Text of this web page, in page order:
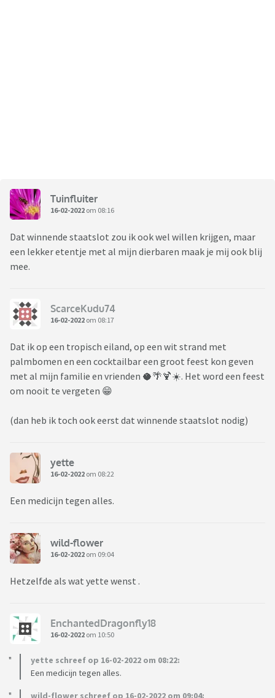
Tuinfluiter
16-02-2022 om 08:16
Dat winnende staatslot zou ik ook wel willen krijgen, maar
een lekker etentje met al mijn dierbaren maak je mij ook blij
mee.
ScarceKudu74
16-02-2022 om 08:17
Dat ik op een tropisch eiland, op een wit strand met
palmbomen en een cocktailbar een groot feest kon geven
met al mijn familie en vrienden 🥥🌴🍹☀️. Het word een feest
om nooit te vergeten 😁
(dan heb ik toch ook eerst dat winnende staatslot nodig)
yette
16-02-2022 om 08:22
Een medicijn tegen alles.
wild-flower
16-02-2022 om 09:04
Hetzelfde als wat yette wenst .
EnchantedDragonfly18
16-02-2022 om 10:50
yette schreef op 16-02-2022 om 08:22:
Een medicijn tegen alles.
wild-flower schreef op 16-02-2022 om 09:04: